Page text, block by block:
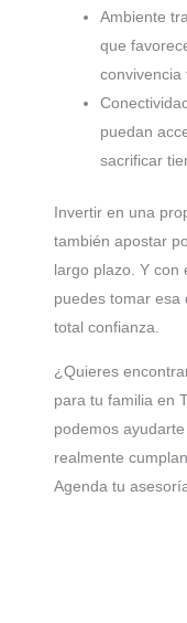
Ambiente
que
convivencia
puedan
sacrificar
Invertir en una
también apostar
largo plazo. Y con
puedes tomar esa
total confianza.
¿Quieres
para tu familia en
podemos
realmente
Agenda tu